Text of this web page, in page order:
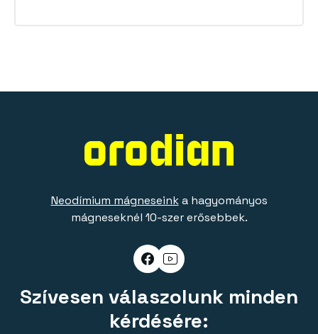
Neodímium mágneseinka hagyományos
mágneseknél 10-szer erősebbek.
Szívesen válaszolunk minden
kérdésére: